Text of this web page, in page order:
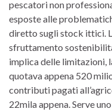
pescatori non
esposte alle
diretto sugli stock ittici.
sfruttamento
implica delle limitazioni,
quotava appena 520
contributi pagati
22mila appena. Serve